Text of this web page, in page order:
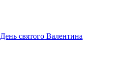
День святого Валентина